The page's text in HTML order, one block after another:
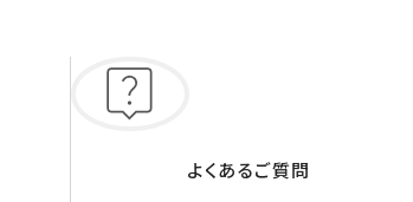
よくあるご質問